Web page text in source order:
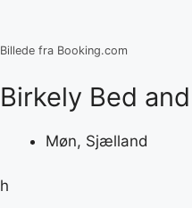
Billede fra Booking.com
Birkely Bed
Møn, Sjælland
h